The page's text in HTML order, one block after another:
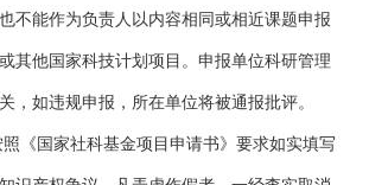
不能作为负责人以内容相同或相近课题申报
其他国家科技计划项目。申报单位科研管理
，如违规申报，所在单位将被通报批评。
国家社科基金项目申请书》要求如实填写